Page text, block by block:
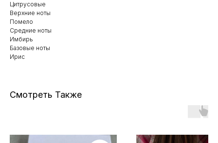
Цитрусовые
Верхние ноты
Помело
Средние ноты
Имбирь
Базовые ноты
Ирис
Смотреть Также